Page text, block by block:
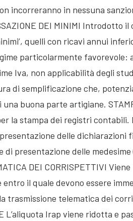
incorreranno in nessuna
DEI MINIMI Introdotto
quelli con ricavi annui
particolarmente favorevole:
Iva, non applicabilità degli
di semplificazione che,
buona parte artigiane.
la stampa dei registri
delle dichiarazioni
presentazione delle
DEI CORRISPETTIVI
il quale devono essere
trasmissione telematica dei
L’aliquota Irap viene ridotta e